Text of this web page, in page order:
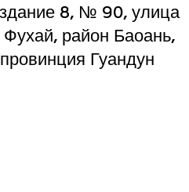
8, № 90, улица
район Баоань,
Гуандун